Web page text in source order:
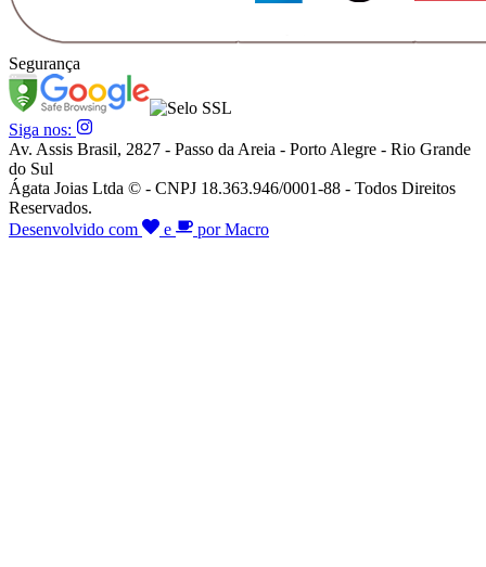
Segurança
Siga nos:
Av. Assis Brasil, 2827 - Passo da Areia - Porto Alegre - Rio Grande
do Sul
Ágata Joias Ltda © - CNPJ 18.363.946/0001-88 - Todos Direitos
Reservados.
Desenvolvido com
e por Macro